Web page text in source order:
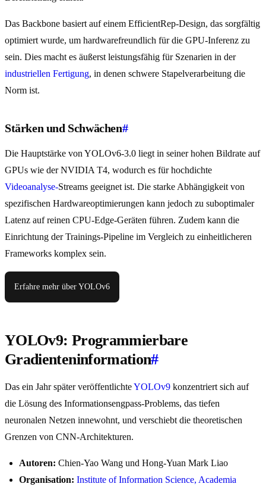
Das Backbone basiert auf einem EfficientRep-Design, das sorgfältig
optimiert wurde, um hardwarefreundlich für die GPU-Inferenz zu
sein. Dies macht es äußerst leistungsfähig für Szenarien in der
industriellen Fertigung, in denen schwere Stapelverarbeitung die
Norm ist.
Stärken und Schwächen#
Die Hauptstärke von YOLOv6-3.0 liegt in seiner hohen Bildrate auf
GPUs wie der NVIDIA T4, wodurch es für hochdichte
Videoanalyse-Streams geeignet ist. Die starke Abhängigkeit von
spezifischen Hardwareoptimierungen kann jedoch zu suboptimaler
Latenz auf reinen CPU-Edge-Geräten führen. Zudem kann die
Einrichtung der Trainings-Pipeline im Vergleich zu einheitlicheren
Frameworks komplex sein.
Erfahre mehr über YOLOv6
YOLOv9: Programmierbare
Gradienteninformation#
Das ein Jahr später veröffentlichteYOLOv9 konzentriert sich auf
die Lösung des Informationsengpass-Problems, das tiefen
neuronalen Netzen innewohnt, und verschiebt die theoretischen
Grenzen von CNN-Architekturen.
Autoren: Chien-Yao Wang und Hong-Yuan Mark Liao
Organisation: Institute of Information Science, Academia